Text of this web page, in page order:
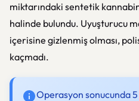
miktarındaki sentetik
halinde bulundu. Uyuşturucu
içerisine gizlenmiş olması,
kaçmadı.
Operasyon sonucunda 5